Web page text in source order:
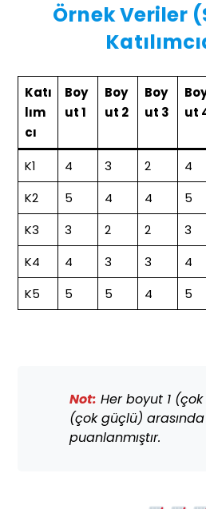
Örnek Veriler
Katı
lım
cı
Boy
ut 1
Boy
ut 2
Boy
ut 3
ut
K1 4 3 2 4
K2
5 4 4 5
K3
3 2 2 3
K4
4 3 3 4
K5
5 5 4 5
Not: Her boyut 1 (çok
(çok güçlü) arasında
puanlanmıştır.